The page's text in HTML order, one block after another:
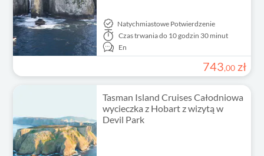
Natychmiastowe Potwierdzenie
Czas trwaniado 10 godzin 30 minut
En
743,00 zł
Tasman Island Cruises Całodniowa
wycieczka z Hobart z wizytą w
Devil Park